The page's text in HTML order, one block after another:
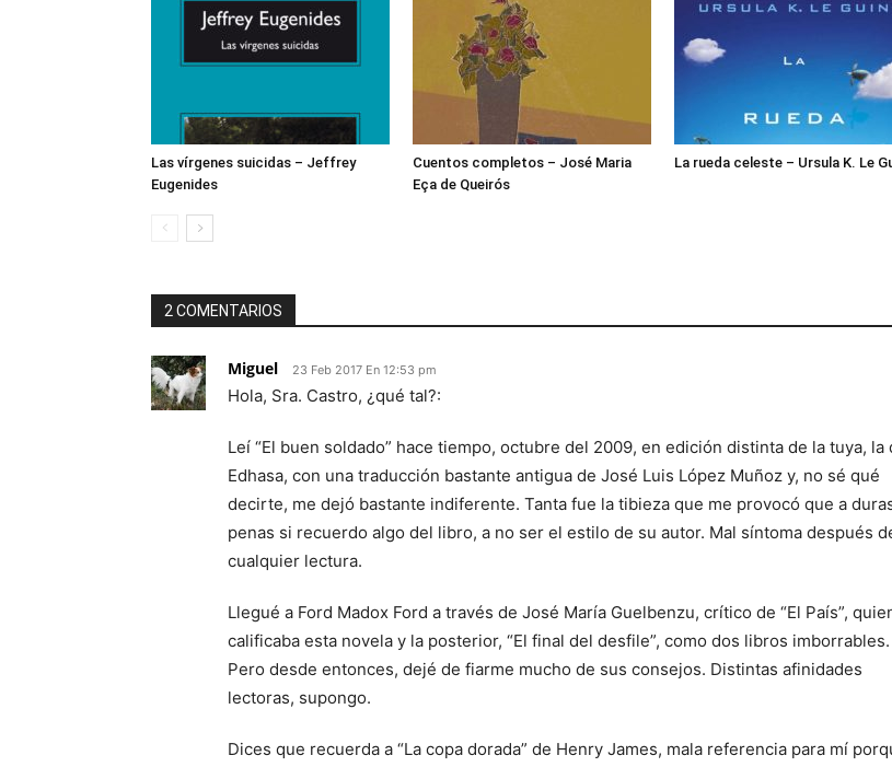
Las vírgenes suicidas – Jeffrey
Eugenides
Cuentos completos – José Maria
Eça de Queirós
La rueda celeste – Ursula K. Le
2 COMENTARIOS
Miguel 23 Feb 2017 En 12:53 pm
Hola, Sra. Castro, ¿qué tal?:
Leí “El buen soldado” hace tiempo, octubre del 2009, en edición distinta de la tuya, la
Edhasa, con una traducción bastante antigua de José Luis López Muñoz y, no sé qué
decirte, me dejó bastante indiferente. Tanta fue la tibieza que me provocó que a
penas si recuerdo algo del libro, a no ser el estilo de su autor. Mal síntoma después
cualquier lectura.
Llegué a Ford Madox Ford a través de José María Guelbenzu, crítico de “El País”,
calificaba esta novela y la posterior, “El final del desfile”, como dos libros imborrables.
Pero desde entonces, dejé de fiarme mucho de sus consejos. Distintas afinidades
lectoras, supongo.
Dices que recuerda a “La copa dorada” de Henry James, mala referencia para mí